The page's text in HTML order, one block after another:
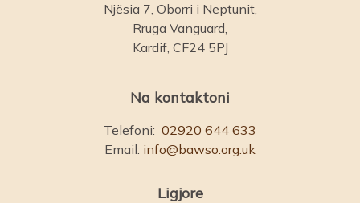
Njësia 7, Oborri i Neptunit,
Rruga Vanguard,
Kardif, CF24 5PJ
Na kontaktoni
Telefoni: 02920 644 633
Email: info@bawso.org.uk
Ligjore